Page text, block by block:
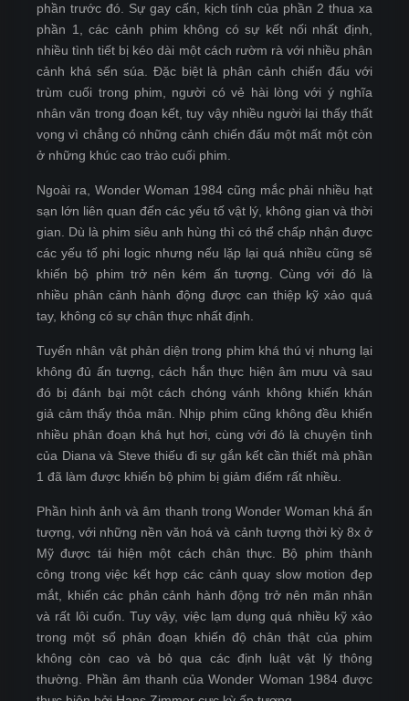
phần trước đó. Sự gay cấn, kịch tính của phần 2 thua xa
phần 1, các cảnh phim không có sự kết nối nhất định,
nhiều tình tiết bị kéo dài một cách rườm rà với nhiều phân
cảnh khá sến súa. Đặc biệt là phân cảnh chiến đấu với
trùm cuối trong phim, người có vẻ hài lòng với ý nghĩa
nhân văn trong đoạn kết, tuy vậy nhiều người lại thấy thất
vọng vì chẳng có những cảnh chiến đấu một mất một còn
ở những khúc cao trào cuối phim.
Ngoài ra, Wonder Woman 1984 cũng mắc phải nhiều hạt
sạn lớn liên quan đến các yếu tố vật lý, không gian và thời
gian. Dù là phim siêu anh hùng thì có thể chấp nhận được
các yếu tố phi logic nhưng nếu lặp lại quá nhiều cũng sẽ
khiến bộ phim trở nên kém ấn tượng. Cùng với đó là
nhiều phân cảnh hành động được can thiệp kỹ xảo quá
tay, không có sự chân thực nhất định.
Tuyến nhân vật phản diện trong phim khá thú vị nhưng lại
không đủ ấn tượng, cách hắn thực hiện âm mưu và sau
đó bị đánh bại một cách chóng vánh không khiến khán
giả cảm thấy thỏa mãn. Nhịp phim cũng không đều khiến
nhiều phân đoạn khá hụt hơi, cùng với đó là chuyện tình
của Diana và Steve thiếu đi sự gắn kết cần thiết mà phần
1 đã làm được khiến bộ phim bị giảm điểm rất nhiều.
Phần hình ảnh và âm thanh trong Wonder Woman khá ấn
tượng, với những nền văn hoá và cảnh tượng thời kỳ 8x ở
Mỹ được tái hiện một cách chân thực. Bộ phim thành
công trong việc kết hợp các cảnh quay slow motion đẹp
mắt, khiến các phân cảnh hành động trở nên mãn nhãn
và rất lôi cuốn. Tuy vậy, việc lạm dụng quá nhiều kỹ xảo
trong một số phân đoạn khiến độ chân thật của phim
không còn cao và bỏ qua các định luật vật lý thông
thường. Phần âm thanh của Wonder Woman 1984 được